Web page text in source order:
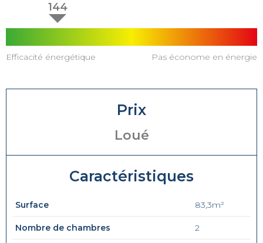
144
Efficacité énergétique Pas économe en énergie
Prix
Loué
Caractéristiques
Surface 83,3m²
Nombre de chambres 2